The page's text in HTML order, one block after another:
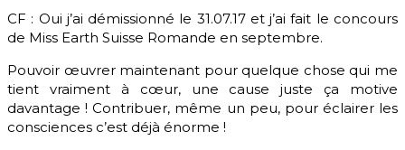
CF : Oui j’ai démissionné le 31.07.17 et j’ai fait le concours
de Miss Earth Suisse Romande en septembre.
Pouvoir œuvrer maintenant pour quelque chose qui me
tient vraiment à cœur, une cause juste ça motive
davantage ! Contribuer, même un peu, pour éclairer les
consciences c’est déjà énorme !